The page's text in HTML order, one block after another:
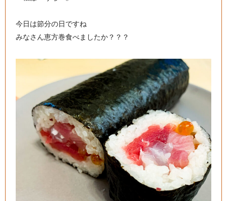
今日は節分の日ですね
みなさん恵方巻食べましたか？？？